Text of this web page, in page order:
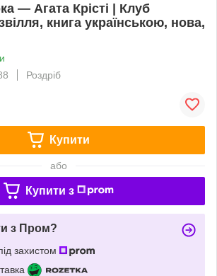
— Агата Крісті | Клуб
книга українською, нова,
Роздріб
Купити
або
Купити з
з Пром?
захистом